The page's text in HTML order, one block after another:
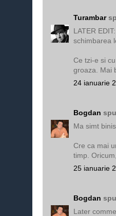
Turambar
LATER
schimbarea
Ce tzi-e si
groaza. Mai
24 ianuarie
Bogdan
Ma simt
Cre ca mai
timp.
25 ianuarie
Bogdan
Later